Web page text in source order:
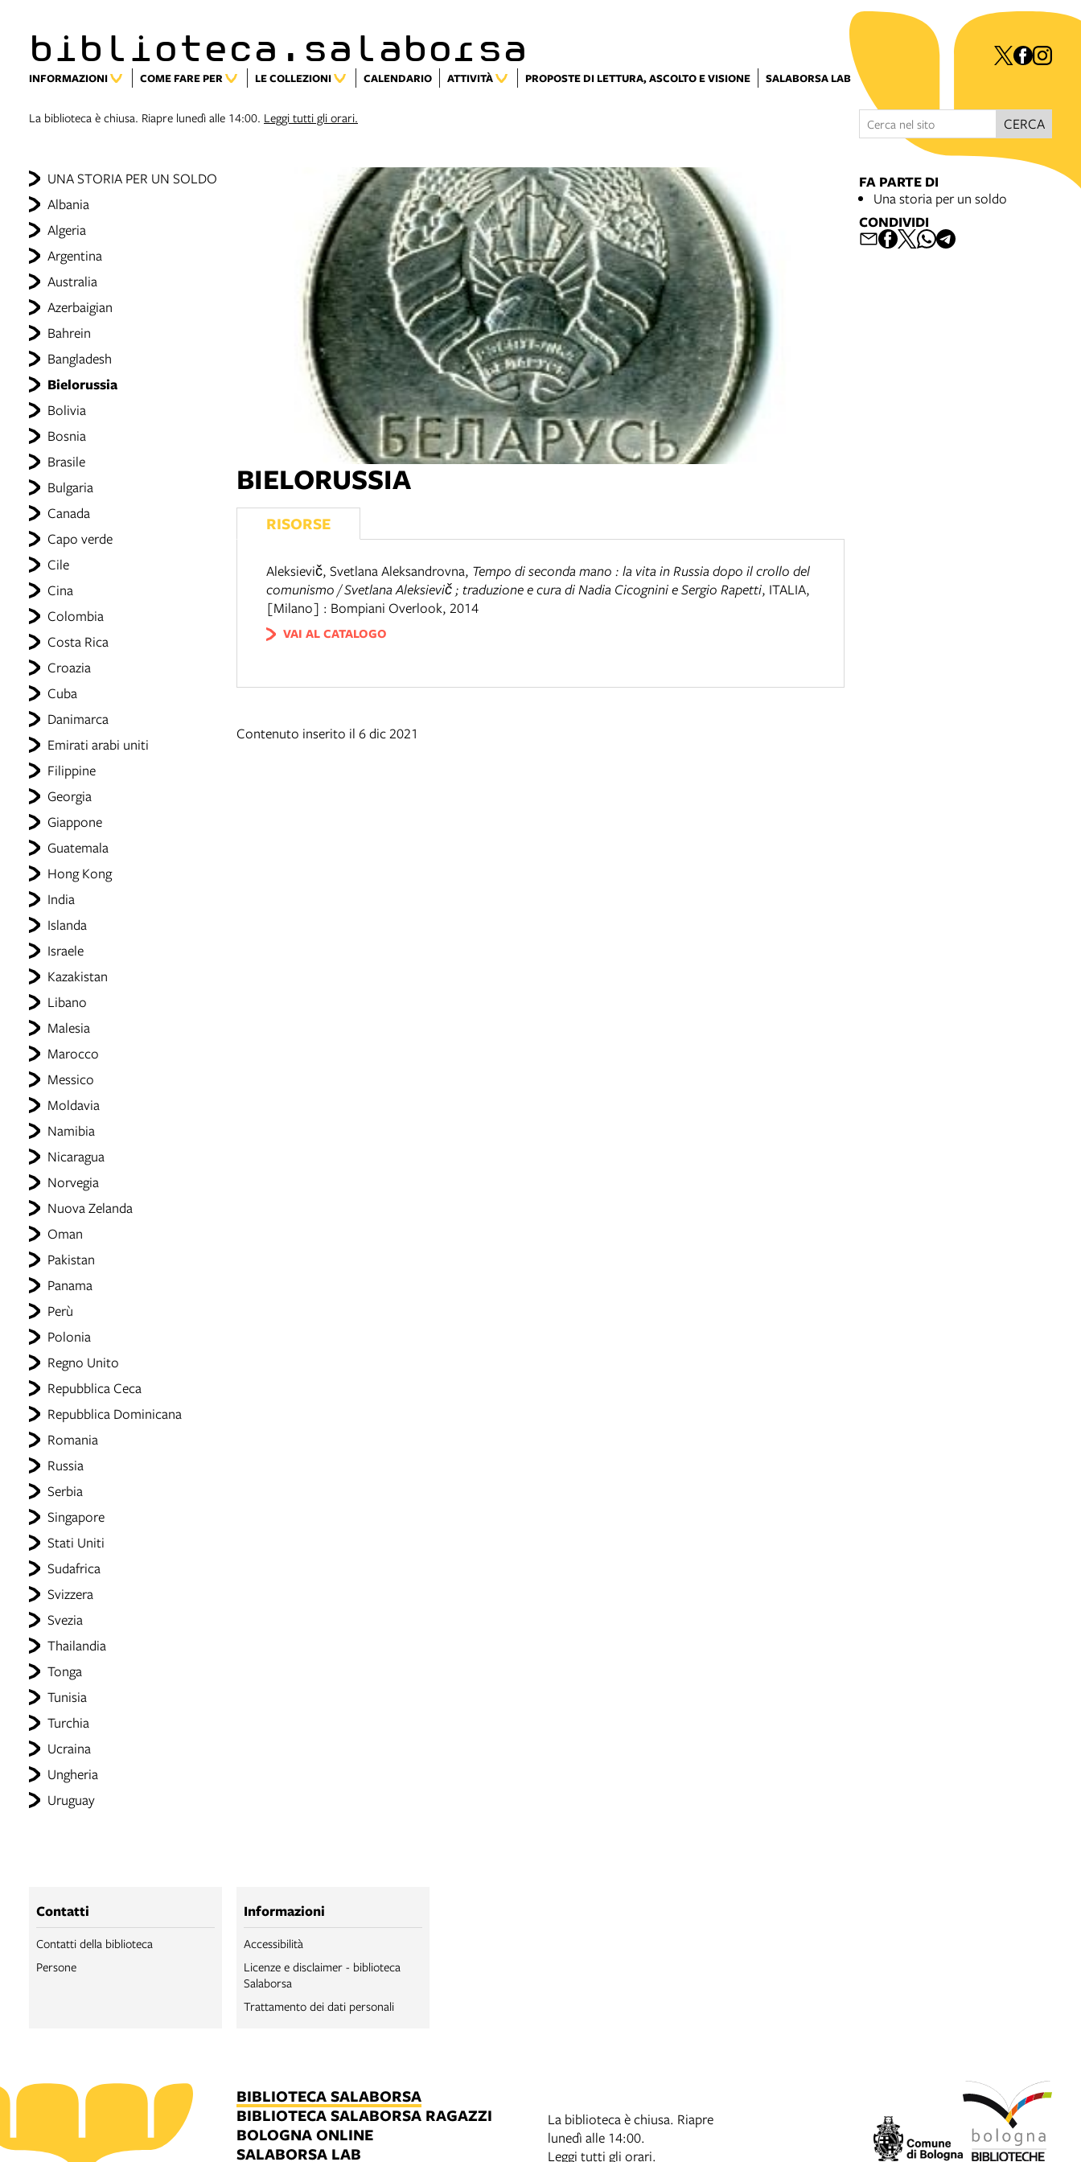
biblioteca.salaborsa
INFORMAZIONI COME FARE PER LE COLLEZIONI CALENDARIO ATTIVITÀ PROPOSTE DI LETTURA, ASCOLTO E VISIONE SALABORSA LAB
La biblioteca è chiusa. Riapre lunedì alle 14:00. Leggi tutti gli orari. CERCA
UNA STORIA PER UN SOLDO
Albania
Algeria
Argentina
Australia
Azerbaigian
Bahrein
Bangladesh
Bielorussia
Bolivia
Bosnia
Brasile
Bulgaria
Canada
Capo verde
Cile
Cina
Colombia
Costa Rica
Croazia
Cuba
Danimarca
Emirati arabi uniti
Filippine
Georgia
Giappone
Guatemala
Hong Kong
India
Islanda
Israele
Kazakistan
Libano
Malesia
Marocco
Messico
Moldavia
Namibia
Nicaragua
Norvegia
Nuova Zelanda
Oman
Pakistan
Panama
Perù
Polonia
Regno Unito
Repubblica Ceca
Repubblica Dominicana
Romania
Russia
Serbia
Singapore
Stati Uniti
Sudafrica
Svizzera
Svezia
Thailandia
Tonga
Tunisia
Turchia
Ucraina
Ungheria
Uruguay
BIELORUSSIA
RISORSE
Aleksievič, Svetlana Aleksandrovna, Tempo di seconda mano : la vita in Russia dopo il crollo del
comunismo / Svetlana Aleksievič ; traduzione e cura di Nadia Cicognini e Sergio Rapetti, ITALIA,
[Milano] : Bompiani Overlook, 2014
VAI AL CATALOGO
Contenuto inserito il 6 dic 2021
FA PARTE DI
Una storia per un soldo
CONDIVIDI
Contatti
Contatti della biblioteca
Persone
Informazioni
Accessibilità
Licenze e disclaimer - biblioteca
Salaborsa
Trattamento dei dati personali
BIBLIOTECA SALABORSA
BIBLIOTECA SALABORSA RAGAZZI
BOLOGNA ONLINE
SALABORSA LAB
La biblioteca è chiusa. Riapre
lunedì alle 14:00.
Leggi tutti gli orari.